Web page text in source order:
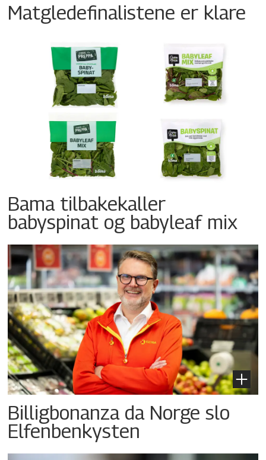
Matgledefinalistene er klare
Bama tilbakekaller
babyspinat og babyleaf mix
Billigbonanza da Norge slo
Elfenbenkysten